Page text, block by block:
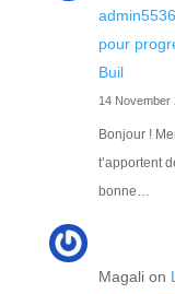
admin5536
pour
Buil
14 November
Bonjour !
t’apportent
bonne…
Magali on